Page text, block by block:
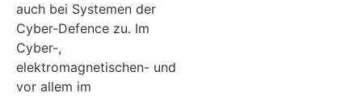
auch bei Systemen der
Cyber-Defence zu. Im
Cyber-,
elektromagnetischen- und
vor allem im